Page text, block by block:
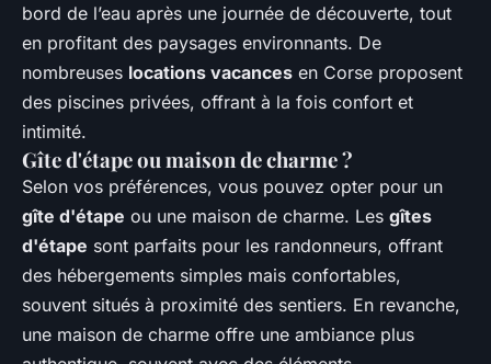
bord de l’eau après une journée de découverte, tout
en profitant des paysages environnants. De
nombreuses locations vacances en Corse proposent
des piscines privées, offrant à la fois confort et
intimité.
Gîte d'étape ou maison de charme ?
Selon vos préférences, vous pouvez opter pour un
gîte d'étape ou une maison de charme. Les gîtes
d'étape sont parfaits pour les randonneurs, offrant
des hébergements simples mais confortables,
souvent situés à proximité des sentiers. En revanche,
une maison de charme offre une ambiance plus